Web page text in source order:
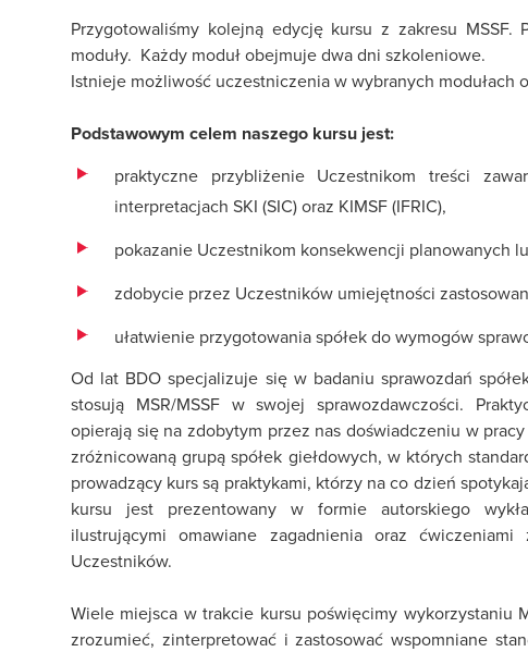
Przygotowaliśmy kolejną edycję kursu z zakresu MSSF.
moduły. Każdy moduł obejmuje dwa dni szkoleniowe.
Istnieje możliwość uczestniczenia w wybranych modułach
Podstawowym celem naszego kursu jest:
praktyczne przybliżenie Uczestnikom treści
interpretacjach SKI (SIC) oraz KIMSF (IFRIC),
pokazanie Uczestnikom konsekwencji planowanych
zdobycie przez Uczestników umiejętności
ułatwienie przygotowania spółek do wymogów
Od lat BDO specjalizuje się w badaniu sprawozdań
stosują MSR/MSSF w swojej sprawozdawczości.
opierają się na zdobytym przez nas doświadczeniu w
zróżnicowaną grupą spółek giełdowych, w których
prowadzący kurs są praktykami, którzy na co dzień
kursu jest prezentowany w formie autorskiego
ilustrującymi omawiane zagadnienia oraz
Uczestników.
Wiele miejsca w trakcie kursu poświęcimy wykorzystaniu
zrozumieć, zinterpretować i zastosować wspomniane